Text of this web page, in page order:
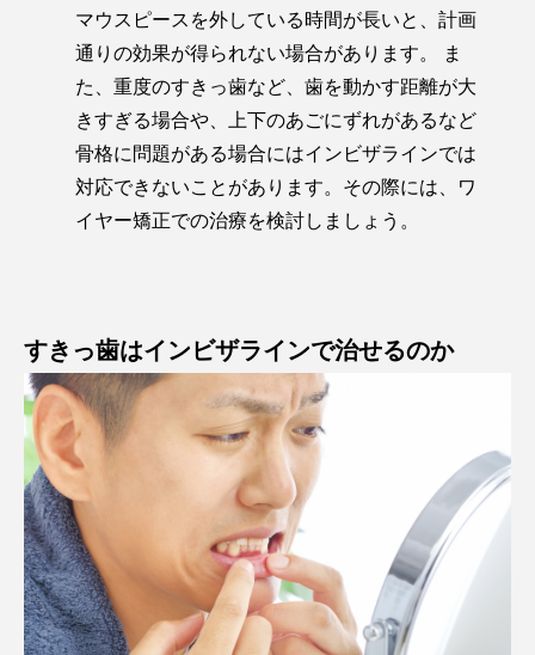
マウスピースを外している時間が長いと、計画
通りの効果が得られない場合があります。 ま
た、重度のすきっ歯など、歯を動かす距離が大
きすぎる場合や、上下のあごにずれがあるなど
骨格に問題がある場合にはインビザラインでは
対応できないことがあります。その際には、ワ
イヤー矯正での治療を検討しましょう。
すきっ歯はインビザラインで治せるのか